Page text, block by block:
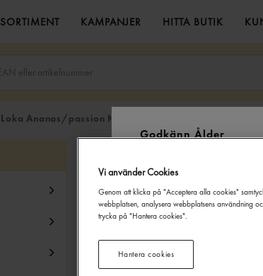
SORTIMENT KAMPANJER HITTA BUTIK
Loka Ananas/passion Kols Vatten Pet 50cl Loka
Godkänn Ålder
och besök på denna
JAG ÄR UNDER 20 ÅR
Vi använder Cookies
Genom att klicka på "Acceptera alla cookies"
webbplatsen, analysera webbplatsens användning
trycka på "Hantera cookies".
Hantera cookies